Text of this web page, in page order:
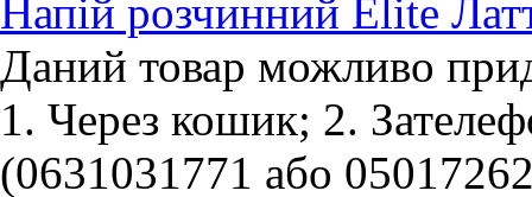
Напій розчинний Elite
Даний товар можливо
1. Через кошик; 2.
(0631031771 або